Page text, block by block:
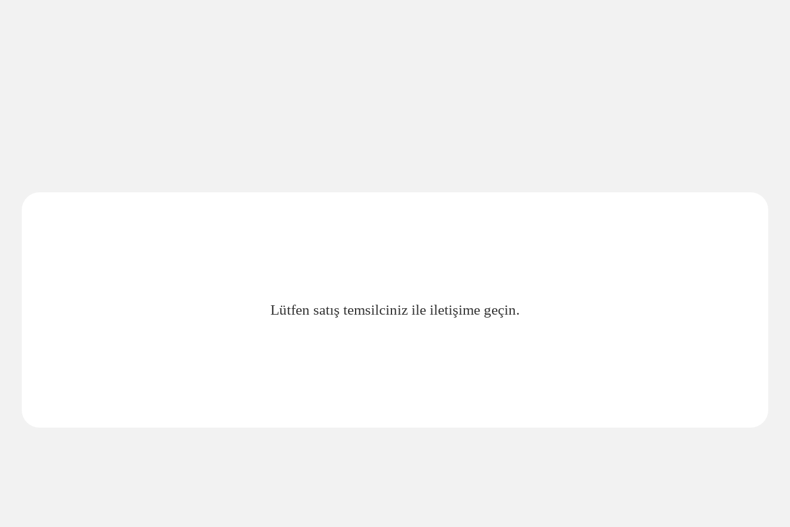
Lütfen satış temsilciniz ile iletişime geçin.